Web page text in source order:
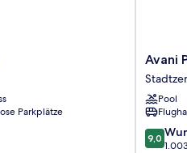
Parkplätze
Avani
Pattaya
Resort
von
Pattaya
Avani
Pool
9.0
von
9,0